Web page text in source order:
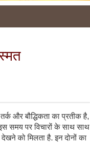
और बौद्धिकता का प्रतीक है,
समय पर विचारों के साथ साथ
को मिलता है. इन दोनों का